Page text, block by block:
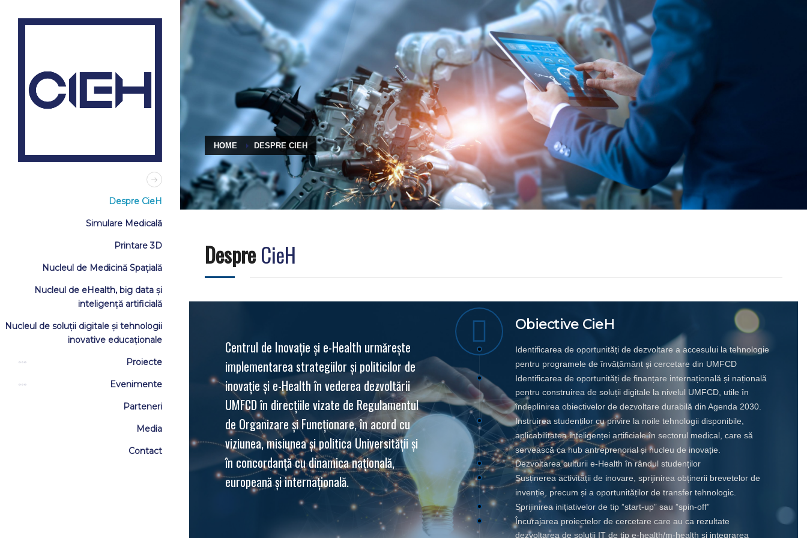
Despre CieH
Simulare Medicală
Printare 3D
Nucleul de Medicină Spațială
Nucleul de eHealth, big data și
inteligență artificială
Nucleul de soluții digitale și tehnologii
inovative educaționale
Proiecte
Evenimente
Parteneri
Media
Contact
HOME DESPRE CIEH
DespreCieH
Centrul de Inovație și e-Health urmăreşte
implementarea strategiilor şi politicilor de
inovație și e-Health în vederea dezvoltării
UMFCD în direcțiile vizate de Regulamentul
de Organizare și Funcționare, în acord cu
viziunea, misiunea şi politica Universităţii şi
în concordanţă cu dinamica naţională,
europeană şi internaţională.
Obiective CieH
Identiﬁcarea de oportunități de dezvoltare a accesului la tehnologie
pentru programele de învățământ și cercetare din UMFCD
Identificarea de oportunități de finanțare internațională și națională
pentru construirea de soluții digitale la nivelul UMFCD, utile în
îndeplinirea obiectivelor de dezvoltare durabilă din Agenda 2030.
Instruirea studenților cu privire la noile tehnologii disponibile,
aplicabilitatea inteligenței artificiale în sectorul medical, care să
servească ca hub antreprenorial și nucleu de inovație.
Dezvoltarea culturii e-Health în rândul studenților
Susținerea activității de inovare, sprijinirea obținerii brevetelor de
invenție, precum și a oportunităților de transfer tehnologic.
Sprijinirea inițiativelor de tip ”start-up” sau ”spin-off”
Încurajarea proiectelor de cercetare care au ca rezultate
dezvoltarea de soluții IT de tip e-health/m-health și integrarea